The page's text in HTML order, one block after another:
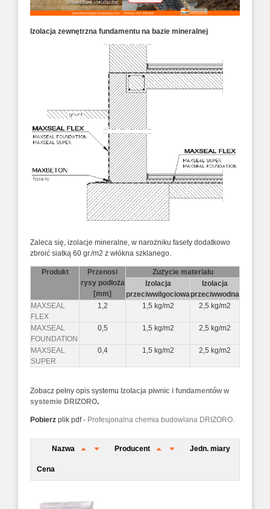
Izolacja zewnętrzna fundamentu na bazie mineralnej
Zaleca się, izolacje mineralne, w narożniku fasety dodatkowo
zbroić siatką 60 gr./m2 z włókna szklanego.
Produkt
Przenosi
rysy podłoża
[mm]
Zużycie materiału
Izolacja
przeciwwilgociowa
Izolacja
przeciwwodna
MAXSEAL
FLEX
1,2 1,5 kg/m2 2,5 kg/m2
MAXSEAL
FOUNDATION
0,5 1,5 kg/m2 2,5 kg/m2
MAXSEAL
SUPER
0,4 1,5 kg/m2 2,5 kg/m2
Zobacz pełny opis systemu Izolacja piwnic i fundamentów w
systemie DRIZORO.
Pobierz plik pdf - Profesjonalna chemia budowlana DRIZORO.
Nazwa Producent Jedn. miary
Cena